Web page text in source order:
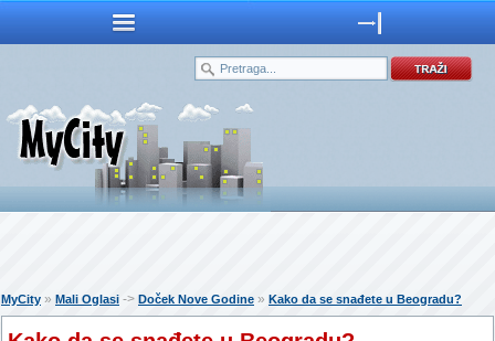
MyCity » Mali Oglasi -> Doček Nove Godine » Kako da se snađete u Beogradu?